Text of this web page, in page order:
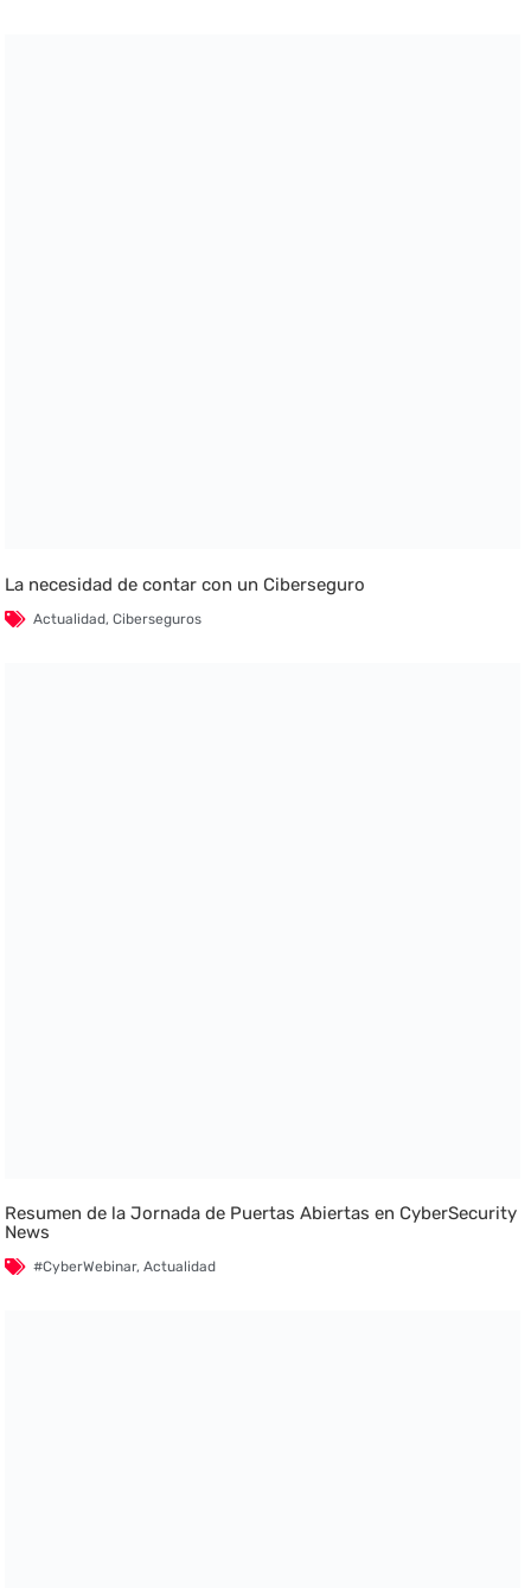
La necesidad de contar con un Ciberseguro
Actualidad,Ciberseguros
Resumen de la Jornada de Puertas Abiertas en CyberSecurity
News
#CyberWebinar,Actualidad